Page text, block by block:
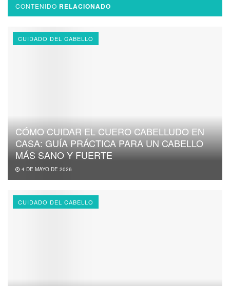
CONTENIDO RELACIONADO
CUIDADO DEL CABELLO
CÓMO CUIDAR EL CUERO CABELLUDO EN
CASA: GUÍA PRÁCTICA PARA UN CABELLO
MÁS SANO Y FUERTE
4 DE MAYO DE 2026
CUIDADO DEL CABELLO